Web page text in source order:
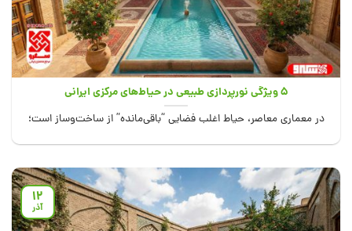
۵ ویژگی نورپردازی طبیعی در حیاط‌های مرکزی ایرانی
در معماری معاصر، حیاط اغلب فضایی “باقی‌مانده” از ساخت‌وساز است؛
12
آذر